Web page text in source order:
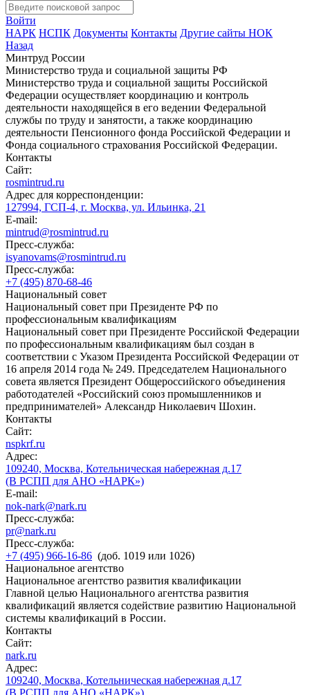
Войти
НАРК НСПК Документы Контакты Другие сайты НОК
Назад
Минтруд России
Министерство труда и социальной защиты РФ
Министерство труда и социальной защиты Российской
Федерации осуществляет координацию и контроль
деятельности находящейся в его ведении Федеральной
службы по труду и занятости, а также координацию
деятельности Пенсионного фонда Российской Федерации и
Фонда социального страхования Российской Федерации.
Контакты
Сайт:
rosmintrud.ru
Адрес для корреспонденции:
127994, ГСП-4, г. Москва, ул. Ильинка, 21
E-mail:
mintrud@rosmintrud.ru
Пресс-служба:
isyanovams@rosmintrud.ru
Пресс-служба:
+7 (495) 870-68-46
Национальный совет
Национальный совет при Президенте РФ по
профессиональным квалификациям
Национальный совет при Президенте Российской Федерации
по профессиональным квалификациям был создан в
соответствии с Указом Президента Российской Федерации от
16 апреля 2014 года № 249. Председателем Национального
совета является Президент Общероссийского объединения
работодателей «Российский союз промышленников и
предпринимателей» Александр Николаевич Шохин.
Контакты
Сайт:
nspkrf.ru
Адрес:
109240, Москва, Котельническая набережная д.17
(В РСПП для АНО «НАРК»)
E-mail:
nok-nark@nark.ru
Пресс-служба:
pr@nark.ru
Пресс-служба:
+7 (495) 966-16-86 (доб. 1019 или 1026)
Национальное агентство
Национальное агентство развития квалификации
Главной целью Национального агентства развития
квалификаций является содействие развитию Национальной
системы квалификаций в России.
Контакты
Сайт:
nark.ru
Адрес:
109240, Москва, Котельническая набережная д.17
(В РСПП для АНО «НАРК»)